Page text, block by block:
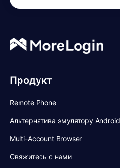
Продукт
Remote Phone
Альтернатива эмулятору Android
Multi-Account Browser
Свяжитесь с нами